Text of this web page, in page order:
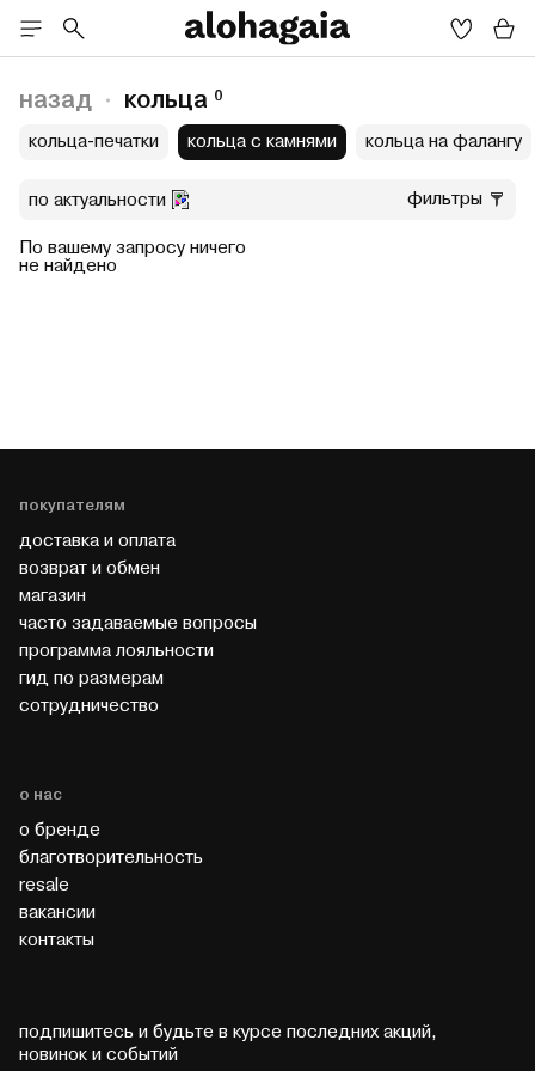
назад кольца 0
кольца-печатки кольца с камнями кольца на фалангу
по актуальности
фильтры
По вашему запросу ничего
не найдено
покупателям
доставка и оплата
возврат и обмен
магазин
часто задаваемые вопросы
программа лояльности
гид по размерам
cотрудничество
о нас
о бренде
благотворительность
resale
вакансии
контакты
подпишитесь и будьте в курсе последних акций,
новинок и событий